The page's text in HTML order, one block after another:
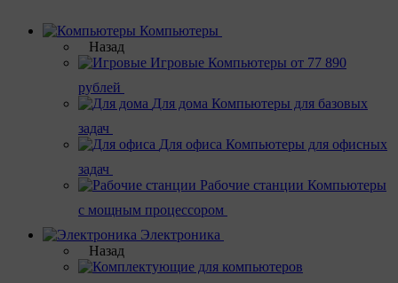
Компьютеры
Назад
Игровые Компьютеры от 77 890
рублей
Для дома Компьютеры для базовых
задач
Для офиса Компьютеры для офисных
задач
Рабочие станции Компьютеры
с мощным процессором
Электроника
Назад